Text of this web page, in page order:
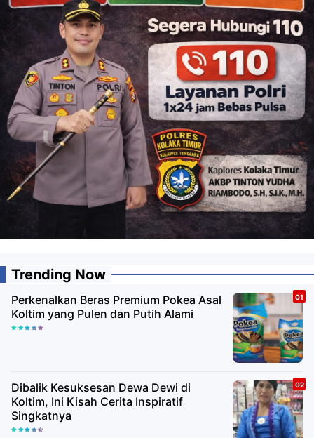
Trending Now
Perkenalkan Beras Premium Pokea Asal
Koltim yang Pulen dan Putih Alami
Dibalik Kesuksesan Dewa Dewi di
Koltim, Ini Kisah Cerita Inspiratif
Singkatnya